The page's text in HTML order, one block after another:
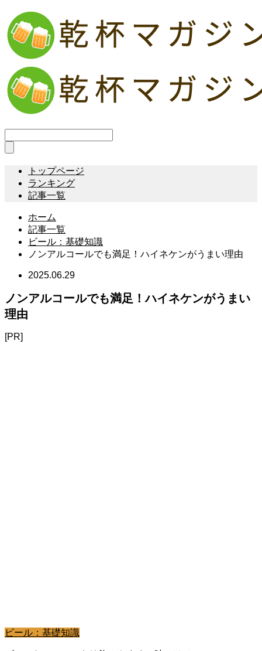
トップページ
ランキング
記事一覧
ホーム
記事一覧
ビール：基礎知識
ノンアルコールでも満足！ハイネケンがうまい理由
2025.06.29
ノンアルコールでも満足！ハイネケンがうまい
理由
[PR]
ビール：基礎知識